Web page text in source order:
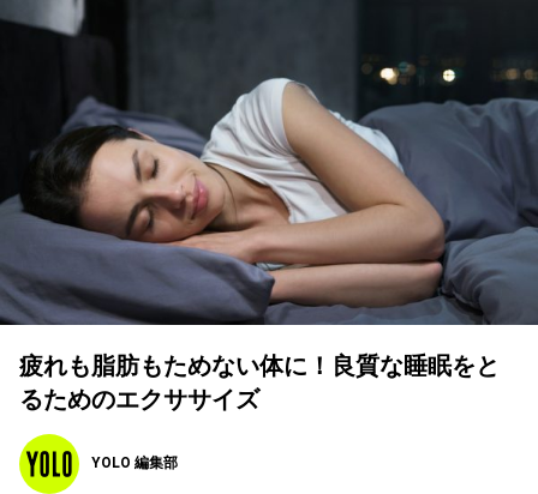
疲れも脂肪もためない体に！良質な睡眠をと
るためのエクササイズ
YOLO 編集部